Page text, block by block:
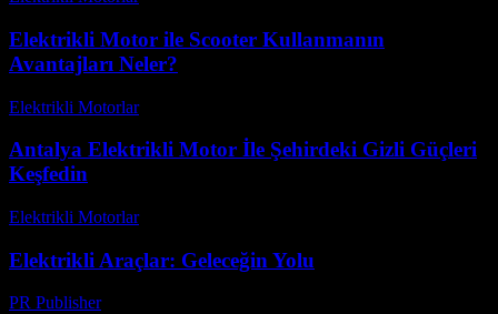
Elektrikli Motor ile Scooter Kullanmanın
Avantajları Neler?
Elektrikli Motorlar-
Antalya Elektrikli Motor İle Şehirdeki Gizli Güçleri
Keşfedin
Elektrikli Motorlar-
Elektrikli Araçlar: Geleceğin Yolu
PR Publisher-